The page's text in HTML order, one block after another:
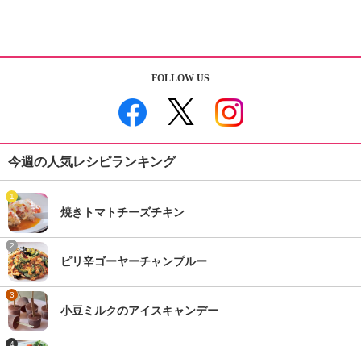
FOLLOW US
今週の人気レシピランキング
1
焼きトマトチーズチキン
2
ピリ辛ゴーヤーチャンプルー
3
小豆ミルクのアイスキャンデー
4